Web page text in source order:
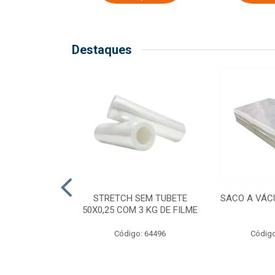
Destaques
STRETCH SEM TUBETE
50X0,25 COM 3 KG DE FILME
Código: 64496
SACO A